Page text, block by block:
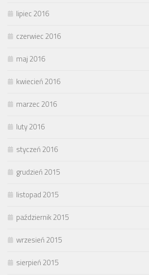
lipiec 2016
czerwiec 2016
maj 2016
kwiecień 2016
marzec 2016
luty 2016
styczeń 2016
grudzień 2015
listopad 2015
październik 2015
wrzesień 2015
sierpień 2015